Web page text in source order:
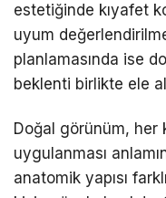
estetiğinde kıyafet
uyum
planlamasında ise
beklenti birlikte ele
Doğal görünüm, her
uygulanması
anatomik yapısı